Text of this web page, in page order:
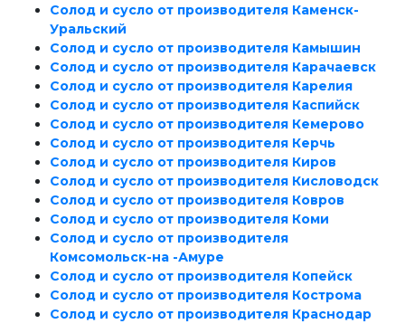
Солод и сусло от производителя Каменск-
Уральский
Солод и сусло от производителя Камышин
Солод и сусло от производителя Карачаевск
Солод и сусло от производителя Карелия
Солод и сусло от производителя Каспийск
Солод и сусло от производителя Кемерово
Солод и сусло от производителя Керчь
Солод и сусло от производителя Киров
Солод и сусло от производителя Кисловодск
Солод и сусло от производителя Ковров
Солод и сусло от производителя Коми
Солод и сусло от производителя
Комсомольск-на -Амуре
Солод и сусло от производителя Копейск
Солод и сусло от производителя Кострома
Солод и сусло от производителя Краснодар